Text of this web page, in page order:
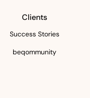
Clients
Success Stories
beqommunity